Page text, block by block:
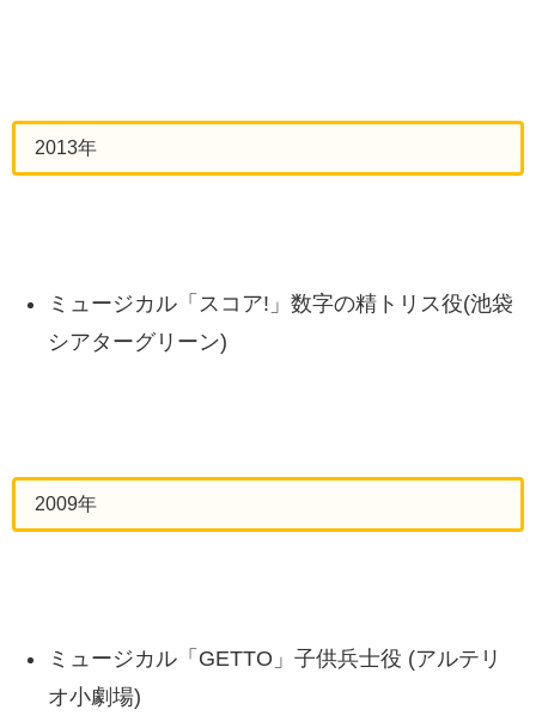
2013年
ミュージカル「スコア!」数字の精トリス役(池袋
シアターグリーン)
2009年
ミュージカル「GETTO」子供兵士役 (アルテリ
オ小劇場)